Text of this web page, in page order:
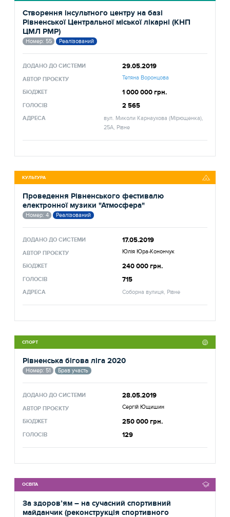
Створення інсультного центру на базі
Рівненської Центральної міської лікарні (КНП
ЦМЛ РМР)
Номер: 55 Реалізований
ДОДАНО ДО СИСТЕМИ 29.05.2019
АВТОР ПРОЄКТУ Тетяна Воронцова
БЮДЖЕТ 1 000 000 грн.
ГОЛОСІВ 2 565
АДРЕСА
вул. Миколи Карнаухова (Мірющенка),
25А, Рівне
КУЛЬТУРА
Проведення Рівненського фестивалю
електронної музики "Атмосфера"
Номер: 4 Реалізований
ДОДАНО ДО СИСТЕМИ 17.05.2019
АВТОР ПРОЄКТУ Юлія Юра-Конончук
БЮДЖЕТ 240 000 грн.
ГОЛОСІВ 715
АДРЕСА Соборна вулиця, Рівне
СПОРТ
Рівненська бігова ліга 2020
Номер: 51 Брав участь
ДОДАНО ДО СИСТЕМИ 28.05.2019
АВТОР ПРОЄКТУ Сергій Ющишин
БЮДЖЕТ 250 000 грн.
ГОЛОСІВ 129
ОСВІТА
За здоров’ям – на сучасний спортивний
майданчик (реконструкція спортивного